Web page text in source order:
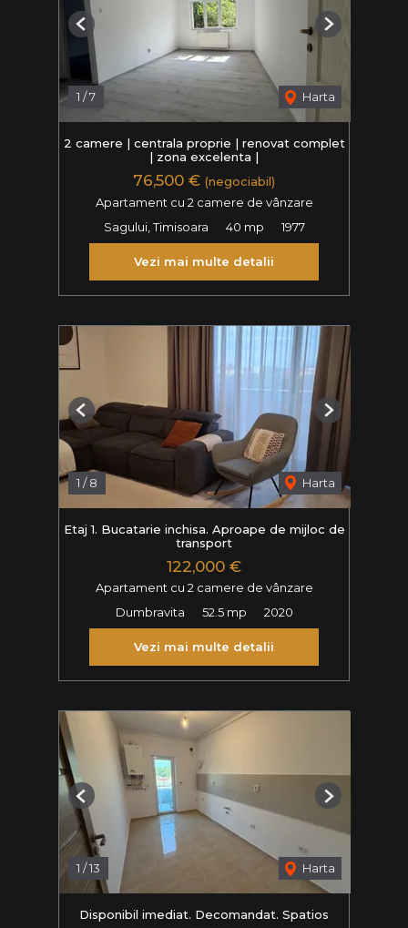
1 /7 Harta
Previous Next
2 camere | centrala proprie | renovat complet
| zona excelenta |
76,500 € (negociabil)
Apartament cu 2 camere de vânzare
Sagului, Timisoara
40 mp 1977
Vezi mai multe detalii
1 /8 Harta
Previous Next
Etaj 1. Bucatarie inchisa. Aproape de mijloc de
transport
122,000 €
Apartament cu 2 camere de vânzare
Dumbravita
52.5 mp 2020
Vezi mai multe detalii
1 /13 Harta
Previous Next
Disponibil imediat. Decomandat. Spatios